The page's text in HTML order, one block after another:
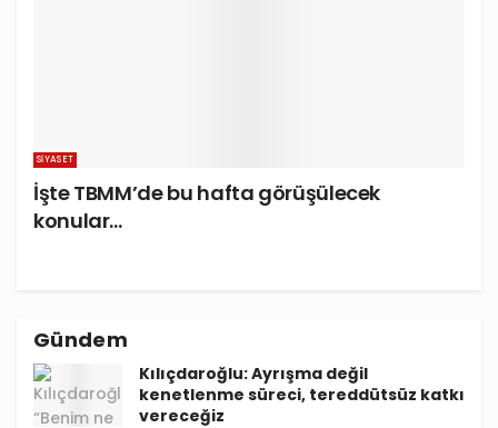
SIYASET
İşte TBMM’de bu hafta görüşülecek
konular…
Gündem
Kılıçdaroğlu: Ayrışma değil
kenetlenme süreci, tereddütsüz katkı
vereceğiz